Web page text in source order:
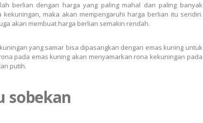
berlian dengan harga yang paling mahal dan paling banyak
maka akan mempengaruhi harga berlian itu sendiri.
akan membuat harga berlian semakin rendah.
yang samar bisa dipasangkan dengan emas kuning untuk
pada emas kuning akan menyamarkan rona kekuningan pada
putih.
sobekan